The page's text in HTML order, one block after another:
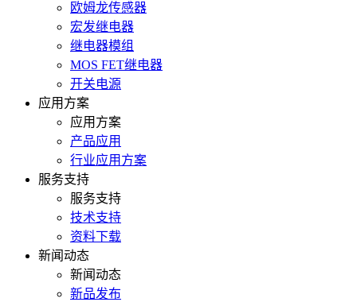
欧姆龙传感器
宏发继电器
继电器模组
MOS FET继电器
开关电源
应用方案
应用方案
产品应用
行业应用方案
服务支持
服务支持
技术支持
资料下载
新闻动态
新闻动态
新品发布